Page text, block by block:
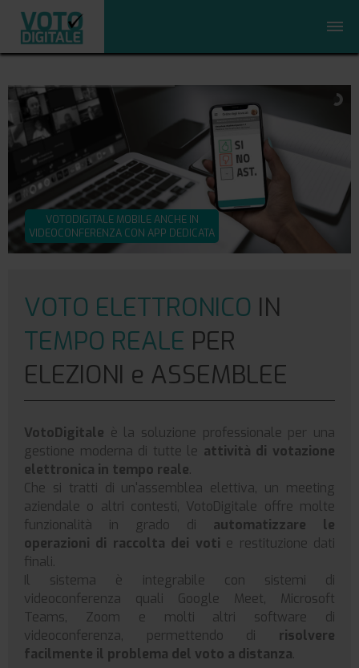
VOTODIGITALE MOBILE ANCHE IN
VIDEOCONFERENZA CON APP DEDICATA
VOTO ELETTRONICO IN
TEMPO REALE PER
ELEZIONI e ASSEMBLEE
VotoDigitale è la soluzione professionale per una
gestione moderna di tutte le attività di votazione
elettronica in tempo reale.
Che si tratti di un'assemblea elettiva, un meeting
aziendale o altri contesti, VotoDigitale offre molte
funzionalità in grado di automatizzare le
operazioni di raccolta dei voti e restituzione dati
finali.
Il sistema è integrabile con sistemi di
videoconferenza quali Google Meet, Microsoft
Teams, Zoom e molti altri software di
videoconferenza, permettendo di risolvere
facilmente il problema del voto a distanza.